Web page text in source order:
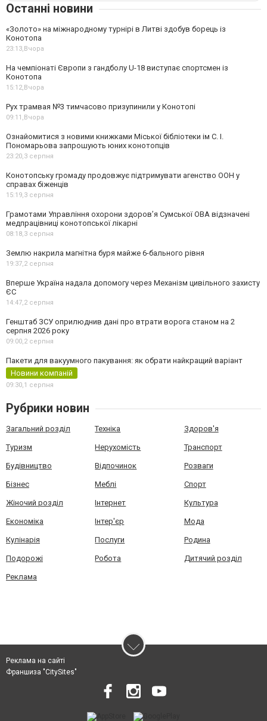
Останні новини
«Золото» на міжнародному турнірі в Литві здобув борець із
Конотопа
23:13,Вчора
На чемпіонаті Європи з гандболу U-18 виступає спортсмен із
Конотопа
15:12,Вчора
Рух трамвая №3 тимчасово призупинили у Конотопі
09:11,Вчора
Ознайомитися з новими книжками Міської бібліотеки ім С. І.
Пономарьова запрошують юних конотопців
23:20,3 серпня
Конотопську громаду продовжує підтримувати агенство ООН у
справах біженців
15:19,3 серпня
Грамотами Управління охорони здоров’я Сумської ОВА відзначені
медпрацівниці конотопської лікарні
08:18,3 серпня
Землю накрила магнітна буря майже 6-бального рівня
19:37,2 серпня
Вперше Україна надала допомогу через Механізм цивільного захисту
ЄС
14:47,2 серпня
Генштаб ЗСУ оприлюднив дані про втрати ворога станом на 2
серпня 2026 року
09:00,2 серпня
Пакети для вакуумного пакування: як обрати найкращий варіант
Новини компаній
09:30,1 серпня
Рубрики новин
Загальний розділ Техніка Здоров'я
Туризм Нерухомість Транспорт
Будівництво Відпочинок Розваги
Бізнес Меблі Спорт
Жіночий розділ Інтернет Культура
Економіка Інтер'єр Мода
Кулінарія Послуги Родина
Подорожі Робота Дитячий розділ
Реклама
Реклама на сайті
Франшиза "CitySites"